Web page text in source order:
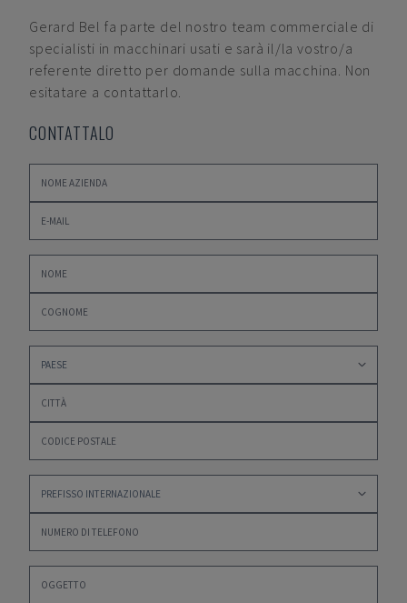
Gerard Bel fa parte del nostro team commerciale di
specialisti in macchinari usati e sarà il/la vostro/a
referente diretto per domande sulla macchina. Non
esitatare a contattarlo.
CONTATTALO